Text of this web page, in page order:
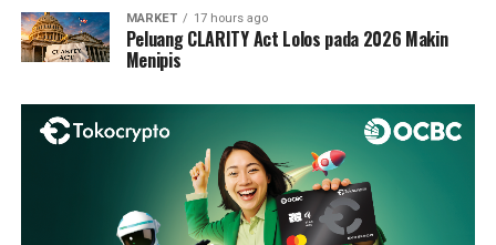
MARKET 17 hours ago
Peluang CLARITY Act Lolos pada 2026 Makin
Menipis